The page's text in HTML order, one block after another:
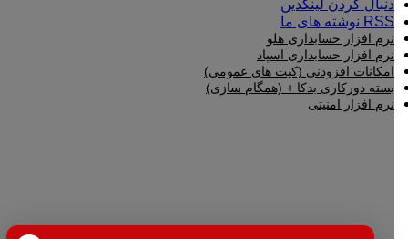
دنبال کردن لینکدین
RSS نوشته های ما
نرم افزار حسابداری هلو
نرم افزار حسابداری اسپاد
امکانات افزودنی (کیت های عمومی)
بسته دورکاری بدکا + (همگام سازی)
نرم افزار امنیتی